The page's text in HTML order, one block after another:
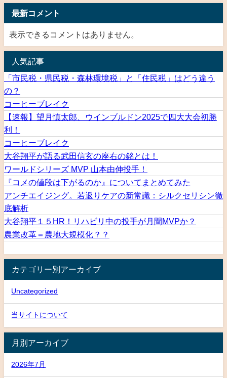
最新コメント
表示できるコメントはありません。
人気記事
「市民税・県民税・森林環境税」と「住民税」はどう違う
の？
コーヒーブレイク
【速報】望月慎太郎、ウインブルドン2025で四大大会初勝
利！
コーヒーブレイク
大谷翔平が語る武田信玄の座右の銘とは！
ワールドシリーズ MVP 山本由伸投手！
『コメの値段は下がるのか』についてまとめてみた
アンチエイジング。若返りケアの新常識：シルクセリシン徹
底解析
大谷翔平１５HR！リハビリ中の投手が月間MVPか？
農業改革＝農地大規模化？？
カテゴリー別アーカイブ
Uncategorized
当サイトについて
月別アーカイブ
2026年7月